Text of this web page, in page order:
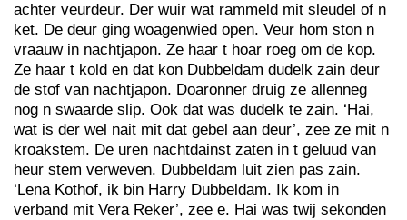
achter veurdeur. Der wuir wat rammeld mit sleudel of n
ket. De deur ging woagenwied open. Veur hom ston n
vraauw in nachtjapon. Ze haar t hoar roeg om de kop.
Ze haar t kold en dat kon Dubbeldam dudelk zain deur
de stof van nachtjapon. Doaronner druig ze allenneg
nog n swaarde slip. Ook dat was dudelk te zain. ‘Hai,
wat is der wel nait mit dat gebel aan deur’, zee ze mit n
kroakstem. De uren nachtdainst zaten in t geluud van
heur stem verweven. Dubbeldam luit zien pas zain.
‘Lena Kothof, ik bin Harry Dubbeldam. Ik kom in
verband mit Vera Reker’, zee e. Hai was twij sekonden